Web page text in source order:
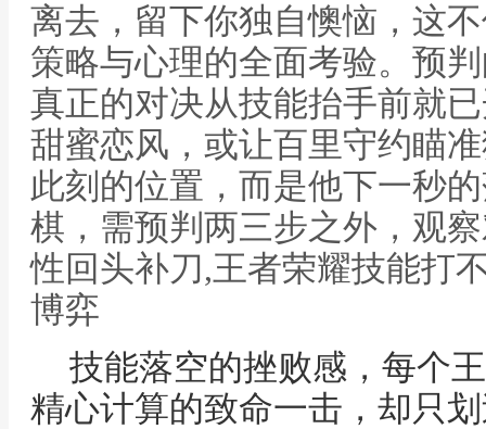
离去，留下你独自懊恼，这
策略与心理的全面考验。预
真正的对决从技能抬手前就
甜蜜恋风，或让百里守约瞄
此刻的位置，而是他下一秒
棋，需预判两三步之外，观
性回头补刀,王者荣耀技能打
博弈
技能落空的挫败感，每个
精心计算的致命一击，却只